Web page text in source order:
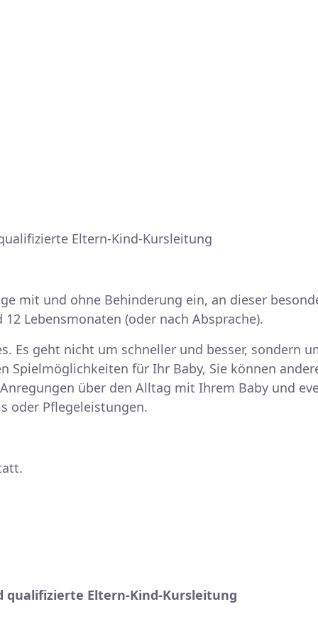
Eltern-Kind-Kursleitung
mit und ohne Behinderung ein, an dieser
Lebensmonaten (oder nach Absprache).
Es geht nicht um schneller und besser, sondern
Spielmöglichkeiten für Ihr Baby, Sie können
über den Alltag mit Ihrem Baby und
oder Pflegeleistungen.
qualifizierte Eltern-Kind-Kursleitung